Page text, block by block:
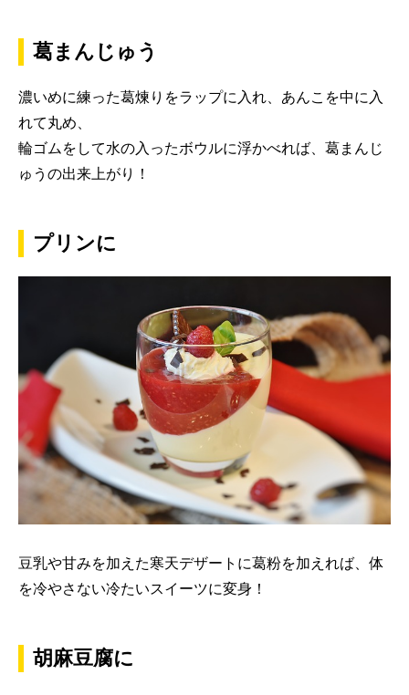
葛まんじゅう
濃いめに練った葛煉りをラップに入れ、あんこを中に入
れて丸め、
輪ゴムをして水の入ったボウルに浮かべれば、葛まんじ
ゅうの出来上がり！
プリンに
豆乳や甘みを加えた寒天デザートに葛粉を加えれば、体
を冷やさない冷たいスイーツに変身！
胡麻豆腐に